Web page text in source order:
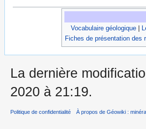
Vocabulaire géologique|
Fiches de présentation des
La dernière
2020 à 21:19.
Politique de confidentialité À propos de Géowiki :